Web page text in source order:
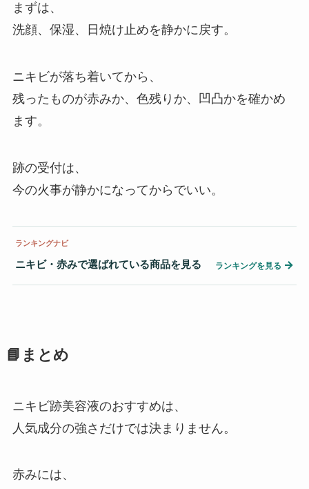
まずは、
洗顔、保湿、日焼け止めを静かに戻す。
ニキビが落ち着いてから、
残ったものが赤みか、色残りか、凹凸かを確かめ
ます。
跡の受付は、
今の火事が静かになってからでいい。
ランキングナビ
ニキビ・赤みで選ばれている商品を見る ランキングを見る →
📘まとめ
ニキビ跡美容液のおすすめは、
人気成分の強さだけでは決まりません。
赤みには、